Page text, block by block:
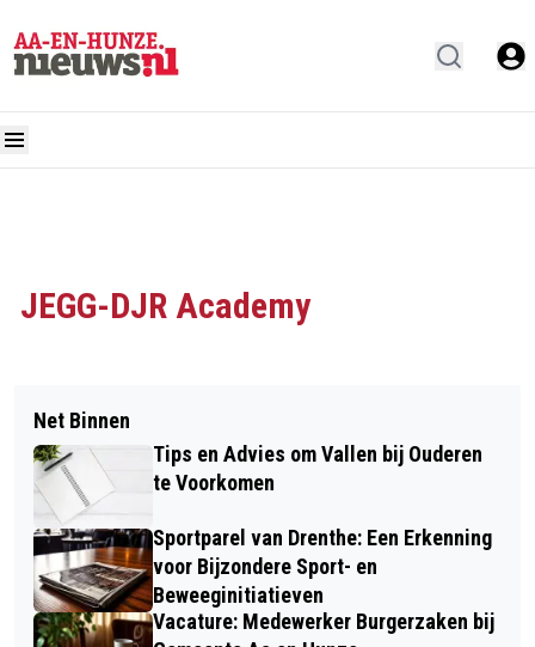
JEGG-DJR Academy
Net Binnen
Tips en Advies om Vallen bij Ouderen
te Voorkomen
Sportparel van Drenthe: Een Erkenning
voor Bijzondere Sport- en
Beweeginitiatieven
Vacature: Medewerker Burgerzaken bij